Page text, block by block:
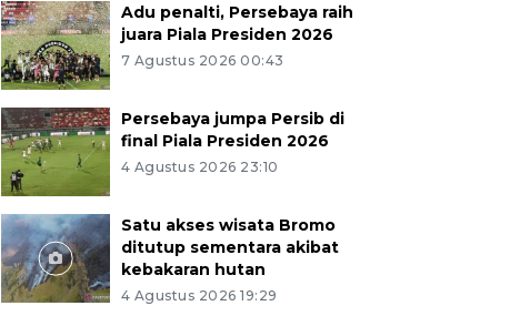
Adu penalti, Persebaya raih
juara Piala Presiden 2026
7 Agustus 2026 00:43
Persebaya jumpa Persib di
final Piala Presiden 2026
4 Agustus 2026 23:10
Satu akses wisata Bromo
ditutup sementara akibat
kebakaran hutan
4 Agustus 2026 19:29